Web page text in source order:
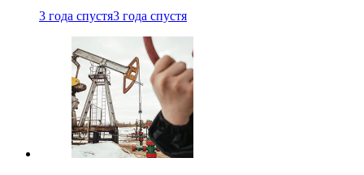
3 года спустя3 года спустя